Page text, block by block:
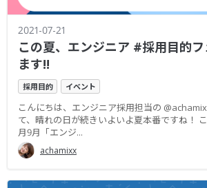
2021-07-21
この夏、エンジニア #採用目的
ます!!
採用目的 イベント
こんにちは、エンジニア採用担当の
て、晴れの日が続きいよいよ夏本番ですね！
月9月「エンジ...
achamixx